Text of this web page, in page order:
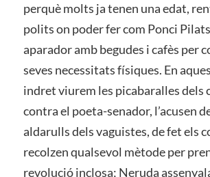
perquè molts ja tenen una edat,
polits on poder fer com Ponci
aparador amb begudes i cafès per
seves necessitats físiques. En
indret viurem les picabaralles dels
contra el poeta-senador, l’acusen
aldarulls dels vaguistes, de fet els
recolzen qualsevol mètode per
revolució inclosa; Neruda